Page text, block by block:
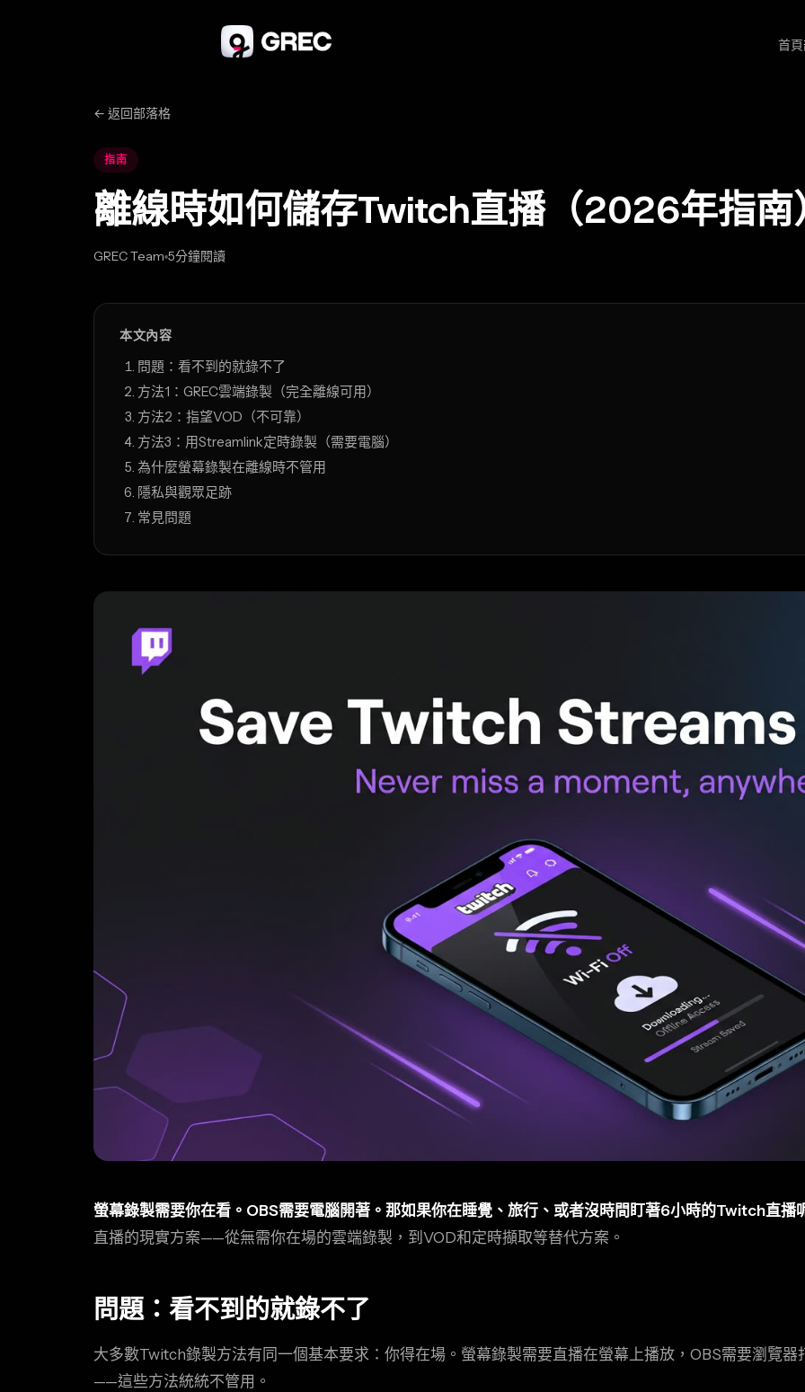
首頁
← 返回部落格
指南
離線時如何儲存Twitch直播（2026年指南
GREC Team 5分鐘閱讀
Feb 24, 2026
本文內容
問題：看不到的就錄不了
方法1：GREC雲端錄製（完全離線可用）
方法2：指望VOD（不可靠）
方法3：用Streamlink定時錄製（需要電腦）
為什麼螢幕錄製在離線時不管用
隱私與觀眾足跡
常見問題
螢幕錄製需要你在看。OBS需要電腦開著。那如果你在睡覺、旅行、或者沒時間盯著6小時的Twitch直播
直播的現實方案——從無需你在場的雲端錄製，到VOD和定時擷取等替代方案。
問題：看不到的就錄不了
大多數Twitch錄製方法有同一個基本要求：你得在場。螢幕錄製需要直播在螢幕上播放，OBS需要瀏覽
——這些方法統統不管用。